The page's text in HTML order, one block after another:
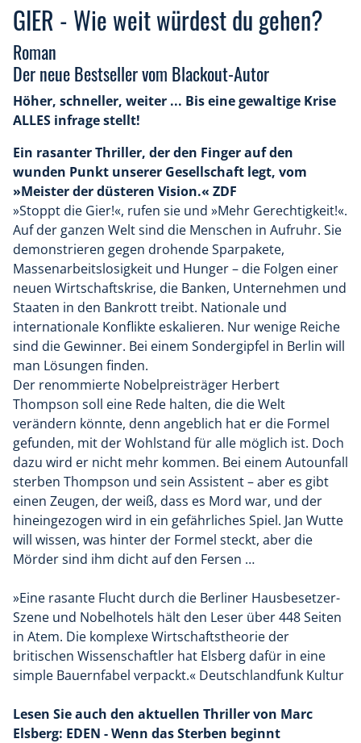
GIER - Wie weit würdest du gehen?
Roman
Der neue Bestseller vom Blackout-Autor
Höher, schneller, weiter ... Bis eine gewaltige Krise
ALLES infrage stellt!
Ein rasanter Thriller, der den Finger auf den
wunden Punkt unserer Gesellschaft legt, vom
»Meister der düsteren Vision.« ZDF
»Stoppt die Gier!«, rufen sie und »Mehr Gerechtigkeit!«.
Auf der ganzen Welt sind die Menschen in Aufruhr. Sie
demonstrieren gegen drohende Sparpakete,
Massenarbeitslosigkeit und Hunger – die Folgen einer
neuen Wirtschaftskrise, die Banken, Unternehmen und
Staaten in den Bankrott treibt. Nationale und
internationale Konflikte eskalieren. Nur wenige Reiche
sind die Gewinner. Bei einem Sondergipfel in Berlin will
man Lösungen finden.
Der renommierte Nobelpreisträger Herbert
Thompson soll eine Rede halten, die die Welt
verändern könnte, denn angeblich hat er die Formel
gefunden, mit der Wohlstand für alle möglich ist. Doch
dazu wird er nicht mehr kommen. Bei einem Autounfall
sterben Thompson und sein Assistent – aber es gibt
einen Zeugen, der weiß, dass es Mord war, und der
hineingezogen wird in ein gefährliches Spiel. Jan Wutte
will wissen, was hinter der Formel steckt, aber die
Mörder sind ihm dicht auf den Fersen …
»Eine rasante Flucht durch die Berliner Hausbesetzer-
Szene und Nobelhotels hält den Leser über 448 Seiten
in Atem. Die komplexe Wirtschaftstheorie der
britischen Wissenschaftler hat Elsberg dafür in eine
simple Bauernfabel verpackt.« Deutschlandfunk Kultur
Lesen Sie auch den aktuellen Thriller von Marc
Elsberg: EDEN - Wenn das Sterben beginnt